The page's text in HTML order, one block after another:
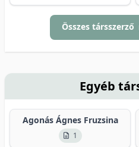
Összes társszerző
Egyéb
Agonás Ágnes Fruzsina
1